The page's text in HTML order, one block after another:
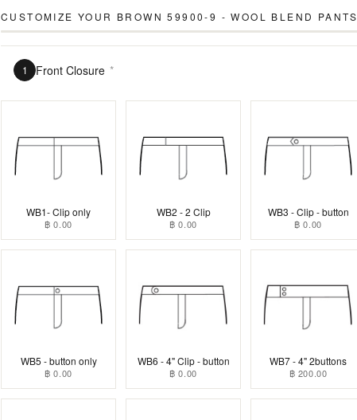
CUSTOMIZE YOUR BROWN 59900-9 - WOOL BLEND PANTS
1 Front Closure *
WB1- Clip only
฿ 0.00
WB2 - 2 Clip
฿ 0.00
WB3 - Clip - button
฿ 0.00
WB5 - button only
฿ 0.00
WB6 - 4" Clip - button
฿ 0.00
WB7 - 4" 2buttons
฿ 200.00